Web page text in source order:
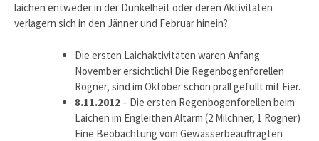
laichen entweder in der Dunkelheit oder deren Aktivitäten
verlagern sich in den Jänner und Februar hinein?
Die ersten Laichaktivitäten waren Anfang
November ersichtlich! Die Regenbogenforellen
Rogner, sind im Oktober schon prall gefüllt mit Eier.
8.11.2012– Die ersten Regenbogenforellen beim
Laichen im Engleithen Altarm (2 Milchner, 1 Rogner)
Eine Beobachtung vom Gewässerbeauftragten